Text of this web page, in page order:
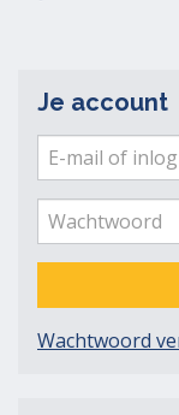
Je account
E-
mail
of
inlognaam
Wachtwoord
Wachtwoord